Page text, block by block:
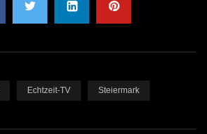
Echtzeit-TV Steiermark